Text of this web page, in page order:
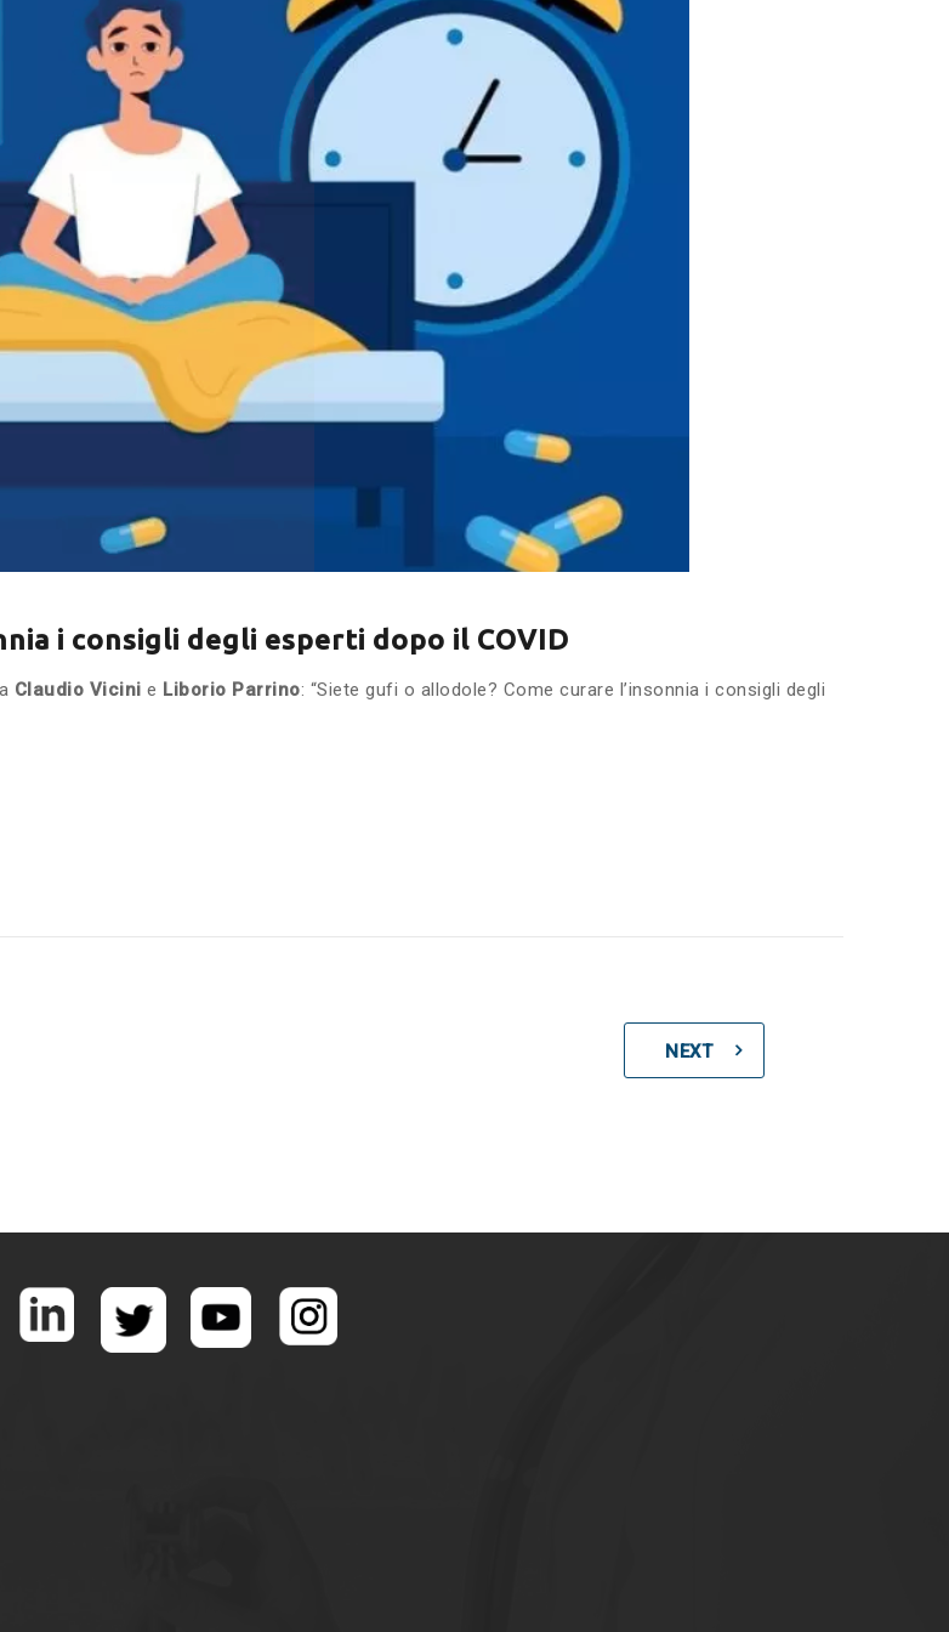
i consigli degli esperti dopo il COVID
Claudio Vicini e Liborio Parrino: “Siete gufi o allodole? Come curare l’insonnia i consigli degli
NEXT